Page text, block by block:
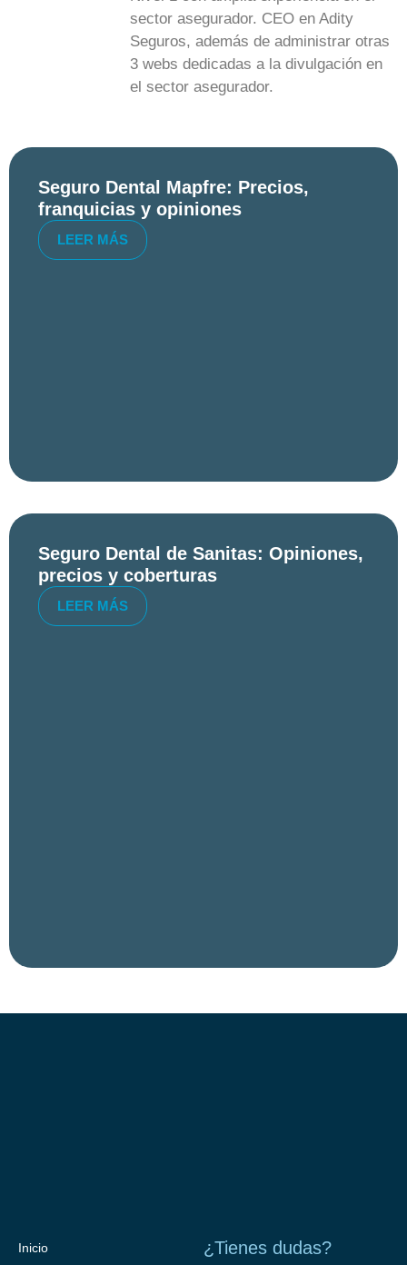
sector asegurador. CEO en Adity
Seguros, además de administrar otras
3 webs dedicadas a la divulgación en
el sector asegurador.
Seguro Dental Mapfre: Precios,
franquicias y opiniones
LEER MÁS
Seguro Dental de Sanitas: Opiniones,
precios y coberturas
LEER MÁS
Inicio ¿Tienes dudas?